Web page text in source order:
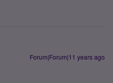
Forum|Forum|11 years ago